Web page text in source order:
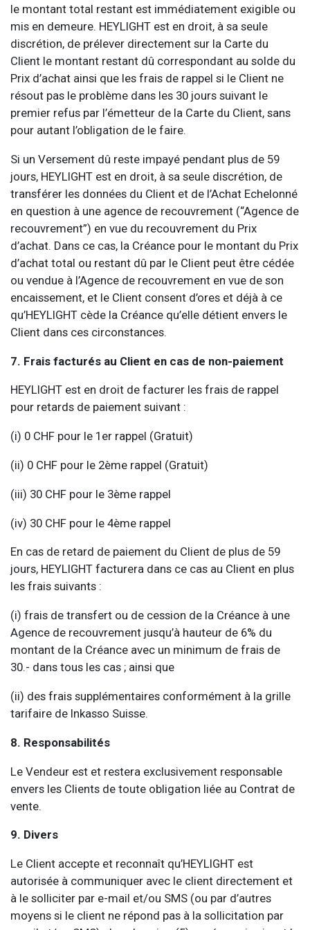
le montant total restant est immédiatement exigible ou
mis en demeure. HEYLIGHT est en droit, à sa seule
discrétion, de prélever directement sur la Carte du
Client le montant restant dû correspondant au solde du
Prix d’achat ainsi que les frais de rappel si le Client ne
résout pas le problème dans les 30 jours suivant le
premier refus par l’émetteur de la Carte du Client, sans
pour autant l’obligation de le faire.
Si un Versement dû reste impayé pendant plus de 59
jours, HEYLIGHT est en droit, à sa seule discrétion, de
transférer les données du Client et de l’Achat Echelonné
en question à une agence de recouvrement (“Agence de
recouvrement”) en vue du recouvrement du Prix
d’achat. Dans ce cas, la Créance pour le montant du Prix
d’achat total ou restant dû par le Client peut être cédée
ou vendue à l’Agence de recouvrement en vue de son
encaissement, et le Client consent d’ores et déjà à ce
qu’HEYLIGHT cède la Créance qu’elle détient envers le
Client dans ces circonstances.
7. Frais facturés au Client en cas de non-paiement
HEYLIGHT est en droit de facturer les frais de rappel
pour retards de paiement suivant :
(i) 0 CHF pour le 1er rappel (Gratuit)
(ii) 0 CHF pour le 2ème rappel (Gratuit)
(iii) 30 CHF pour le 3ème rappel
(iv) 30 CHF pour le 4ème rappel
En cas de retard de paiement du Client de plus de 59
jours, HEYLIGHT facturera dans ce cas au Client en plus
les frais suivants :
(i) frais de transfert ou de cession de la Créance à une
Agence de recouvrement jusqu’à hauteur de 6% du
montant de la Créance avec un minimum de frais de
30.- dans tous les cas ; ainsi que
(ii) des frais supplémentaires conformément à la grille
tarifaire de Inkasso Suisse.
8. Responsabilités
Le Vendeur est et restera exclusivement responsable
envers les Clients de toute obligation liée au Contrat de
vente.
9. Divers
Le Client accepte et reconnaît qu’HEYLIGHT est
autorisée à communiquer avec le client directement et
à le solliciter par e-mail et/ou SMS (ou par d’autres
moyens si le client ne répond pas à la sollicitation par